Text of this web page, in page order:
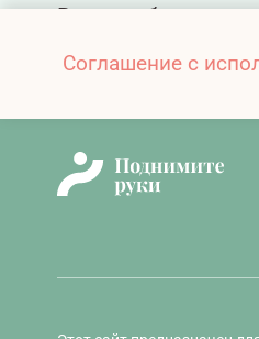
Возврат болезни:
Соглашение с